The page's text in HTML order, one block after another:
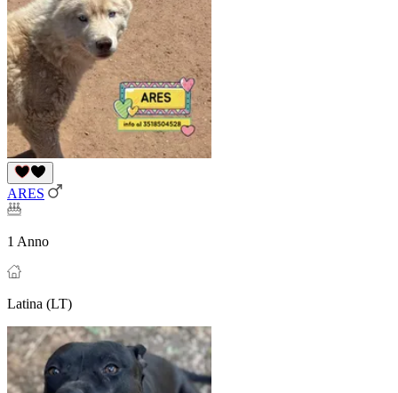
ARES
1 Anno
Latina (LT)